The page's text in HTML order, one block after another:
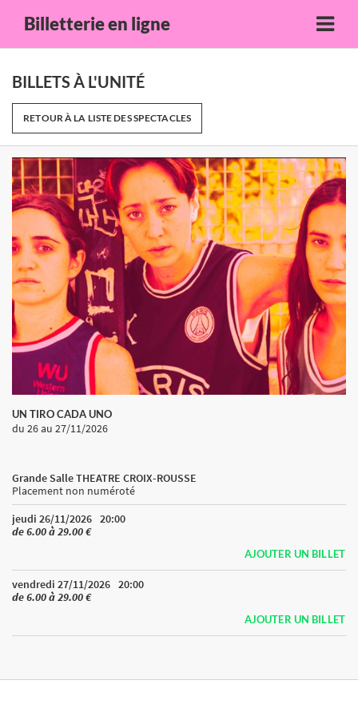
Billetterie en ligne
BILLETS À L'UNITÉ
RETOUR À LA LISTE DES SPECTACLES
UN TIRO CADA UNO
du 26au 27/11/2026
Grande Salle THEATRE CROIX-ROUSSE
Placement non numéroté
jeudi 26/11/2026 20:00
de 6.00 à 29.00 €
AJOUTER UN BILLET
vendredi 27/11/2026 20:00
de 6.00 à 29.00 €
AJOUTER UN BILLET